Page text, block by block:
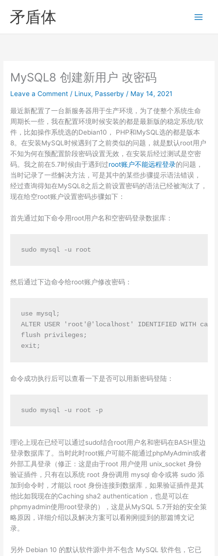
content
矛盾体
MySQL8 创建新用户 改密码
Leave a Comment / Linux, Passerby / May 14, 2021
最近新配置了一台新服务器用于生产环境，为了使整个系统生命
周期长一些，我在配置环境时候安装的都是最新版的稳定系统/软
件，比如操作系统选的Debian10， PHP和MySQL选的都是版本
8。在安装MySQL时候遇到了之前类似的问题，就是默认root用户
不知为何在预配置阶段密码设置无效，在安装后经过测试是空密
码。我之前在5.7时候由于遇到过root账户不能远程登录的问题，
当时记录了一些解决方法，可是其中的某些步骤提示语法错误，
经过查询得知在MySQL8之后之前设置密码的语法已经被淘汰了，
现在给空root账户设置密码步骤如下：
首先通过如下命令用root用户名和空密码登录数据库：
sudo mysql -u root
然后通过下边命令给root账户修改密码：
use mysql;
ALTER USER 'root'@'localhost' IDENTIFIED WITH
flush privileges;
exit;
命令成功执行后可以查看一下是否可以用新密码登陆：
sudo mysql -u root -p
理论上现在已经可以通过sudo结合root用户名和密码在BASH里边
登录数据库了。当时此时root账户可能不能通过phpMyAdmin或者
外部工具登录（修正：这是由于root 用户使用 unix_socket 身份
验证插件，只有在以系统 root 身份调用 mysql 命令或将 sudo 添
加到命令时，才能以 root 身份连接到数据库，如果验证插件是其
他比如我现在的Caching sha2 authentication，也是可以在
phpmyadmin使用root登录的），这是从MySQL 5.7开始的安全策
略原因，详细介绍以及解决方案可以看刚刚提到的那篇博文记
录。
另外 Debian 10 的默认软件源中并不包含 MySQL 软件包，它已